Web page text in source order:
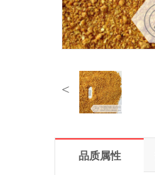
<
品质属性